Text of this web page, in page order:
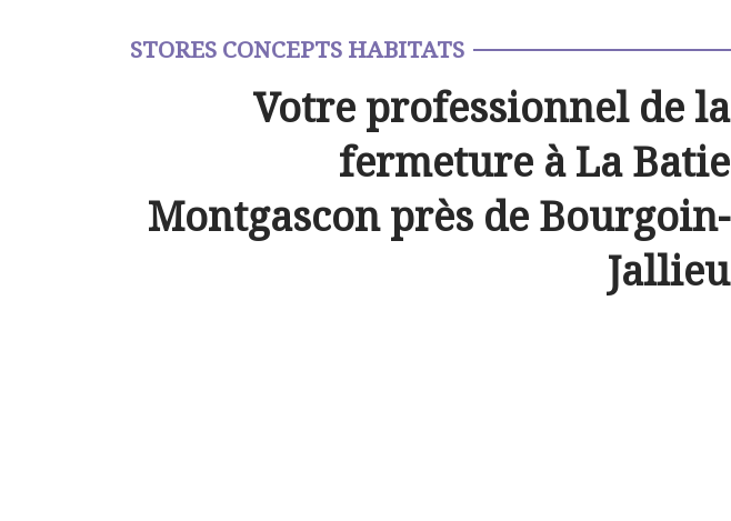
STORES CONCEPTS HABITATS
Votre professionnel de la
fermeture à La Batie
Montgascon près de Bourgoin-
Jallieu